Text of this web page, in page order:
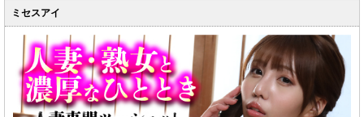
ミセスアイ